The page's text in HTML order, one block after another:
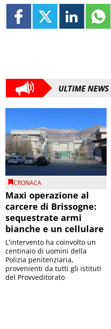
ULTIME NEWS
CRONACA
Maxi operazione al
carcere di Brissogne:
sequestrate armi
bianche e un cellulare
L'intervento ha coinvolto un
centinaio di uomini della
Polizia penitenziaria,
provenienti da tutti gli istituti
del Provveditorato